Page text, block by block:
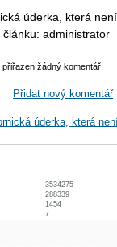
úderka, která
administrator
žádný komentář!
Přidat nový komentář
úderka, která
3534275
288339
1454
7